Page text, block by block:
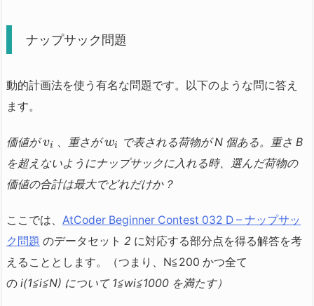
ナップサック問題
動的計画法を使う有名な問題です。以下のような問に答え
ます。
価値がvi 、重さがwi
で表される荷物が N 個ある。重さ B
を超えないようにナップサックに入れる時、選んだ荷物の
価値の合計は最大でどれだけか？
ここでは、 AtCoder Beginner Contest 032 D – ナップサッ
ク問題 のデータセット 2 に対応する部分点を得る解答を考
えることとします。（つまり、N≦200 かつ全て
の i(1≦i≦N) について 1≦wi≦1000 を満たす）